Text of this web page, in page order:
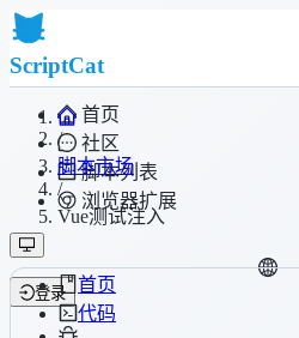
ScriptCat
首页
社区
脚本列表
浏览器扩展
登录
/
脚本市场
/
Vue测试注入
首页
代码